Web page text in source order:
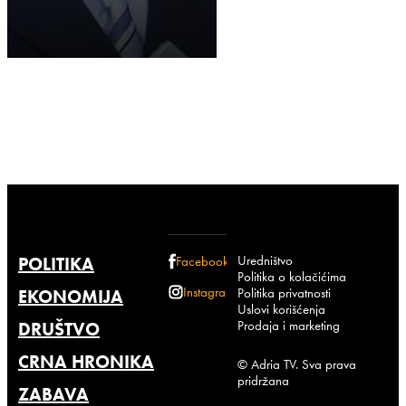
POLITIKA
EKONOMIJA
DRUŠTVO
CRNA HRONIKA
ZABAVA
Facebook
Instagram
Uredništvo
Politika o kolačićima
Politika privatnosti
Uslovi korišćenja
Prodaja i marketing
© Adria TV. Sva prava
pridržana